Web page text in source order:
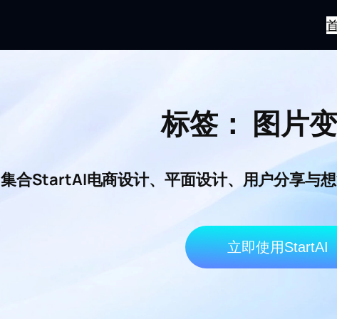
标签： 图片
集合StartAI电商设计、平面设计、用户分享与
立即使用StartAI